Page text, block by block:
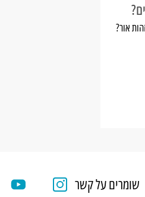
אור?
שומרים על קשר